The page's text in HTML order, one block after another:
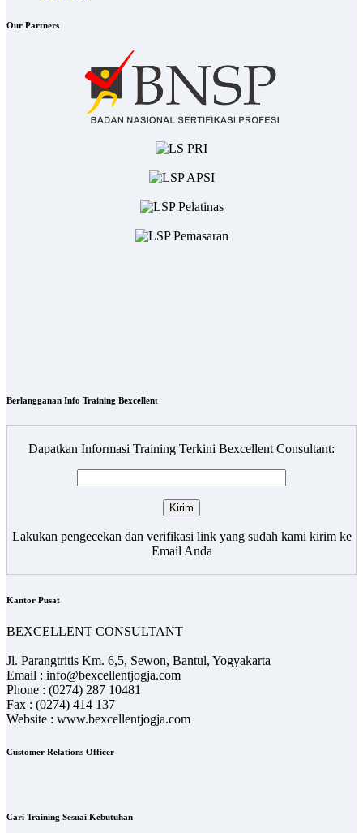
Our Partners
Berlangganan Info Training Bexcellent
Dapatkan Informasi Training Terkini Bexcellent Consultant:
Lakukan pengecekan dan verifikasi link yang sudah kami kirim ke
Email Anda
Kantor Pusat
BEXCELLENT CONSULTANT
Jl. Parangtritis Km. 6,5, Sewon, Bantul, Yogyakarta
Email : info@bexcellentjogja.com
Phone : (0274) 287 10481
Fax : (0274) 414 137
Website : www.bexcellentjogja.com
Customer Relations Officer
Cari Training Sesuai Kebutuhan